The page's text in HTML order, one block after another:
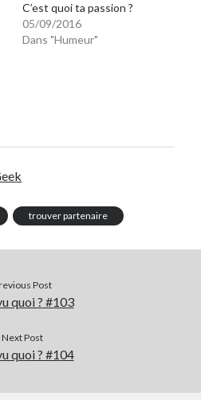
C’est quoi ta passion ?
05/09/2016
Dans "Humeur"
trouver partenaire
Post
quoi ? #103
Next Post
quoi ? #104